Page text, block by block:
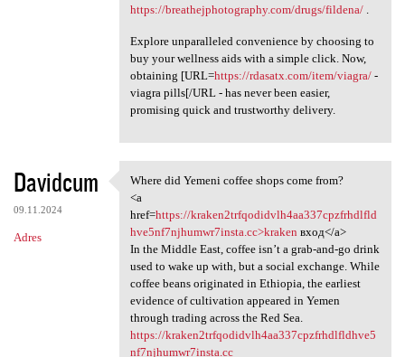
https://breathejphotography.com/drugs/fildena/.
Explore unparalleled convenience by choosing to
buy your wellness aids with a simple click. Now,
obtaining [URL=https://rdasatx.com/item/viagra/-
viagra pills[/URL - has never been easier,
promising quick and trustworthy delivery.
Davidcum
09.11.2024
Adres
Where did Yemeni coffee shops
Where did Yemeni coffee shops come from?
<a
href=https://kraken2trfqodidvlh4aa337cpzfrhdlfld
hve5nf7njhumwr7insta.cc>kraken вход</a>
In the Middle East, coffee isn’t a grab-and-go drink
used to wake up with, but a social exchange. While
coffee beans originated in Ethiopia, the earliest
evidence of cultivation appeared in Yemen
through trading across the Red Sea.
https://kraken2trfqodidvlh4aa337cpzfrhdlfldhve5
nf7njhumwr7insta.cc